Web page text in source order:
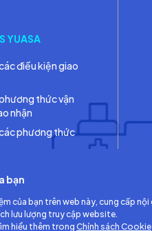
YUASA
điều kiện giao
thức vận
nhận
phương thức
bạn
của bạn trên web này, cung cấp nội
lưu lượng truy cập website.
hiểu thêm trong Chính sách Cookie